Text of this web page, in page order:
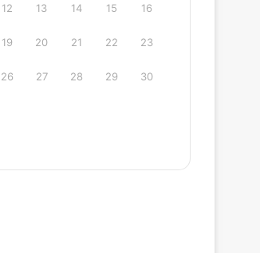
12 13 14 15 16
19 20 21 22 23
26 27 28 29 30